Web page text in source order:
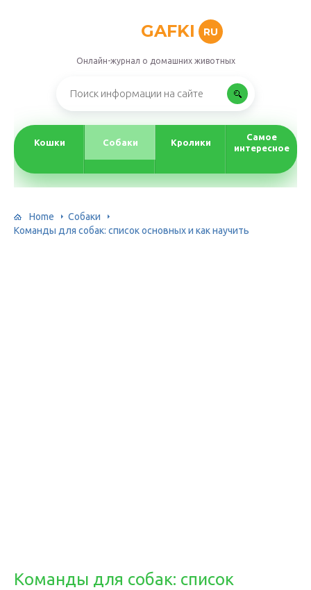
GAFKI RU
Онлайн-журнал о домашних животных
Кошки Собаки Кролики
Самое
интересное
Home
Собаки
Команды для собак: список основных и как научить
Команды для собак: список